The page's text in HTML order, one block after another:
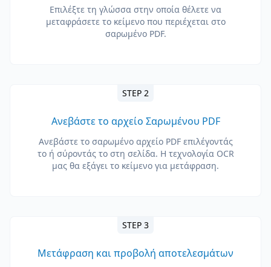
Επιλέξτε τη γλώσσα στην οποία θέλετε να
μεταφράσετε το κείμενο που περιέχεται στο
σαρωμένο PDF.
STEP 2
Ανεβάστε το αρχείο Σαρωμένου PDF
Ανεβάστε το σαρωμένο αρχείο PDF επιλέγοντάς
το ή σύροντάς το στη σελίδα. Η τεχνολογία OCR
μας θα εξάγει το κείμενο για μετάφραση.
STEP 3
Μετάφραση και προβολή αποτελεσμάτων